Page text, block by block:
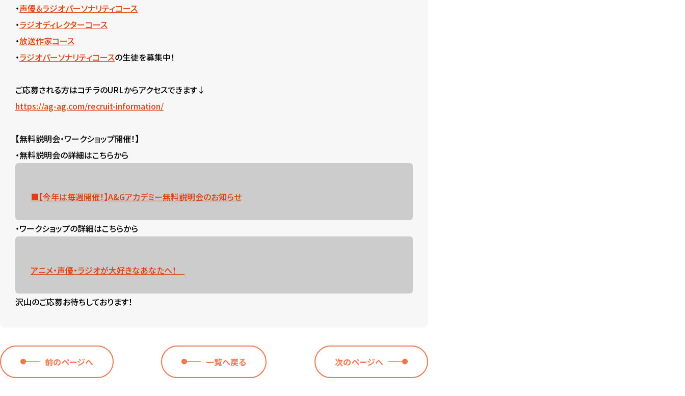
・声優＆ラジオパーソナリティコース
・ラジオディレクターコース
・放送作家コース
・ラジオパーソナリティコースの生徒を募集中！
ご応募される方はコチラのURLからアクセスできます↓
https://ag-ag.com/recruit-information/
【無料説明会・ワークショップ開催！】
・無料説明会の詳細はこちらから
■【今年は毎週開催！】A&Gアカデミー無料説明会のお知らせ
・ワークショップの詳細はこちらから
アニメ・声優・ラジオが大好きなあなたへ！
沢山のご応募お待ちしております！
前のページへ 一覧へ戻る 次のページへ